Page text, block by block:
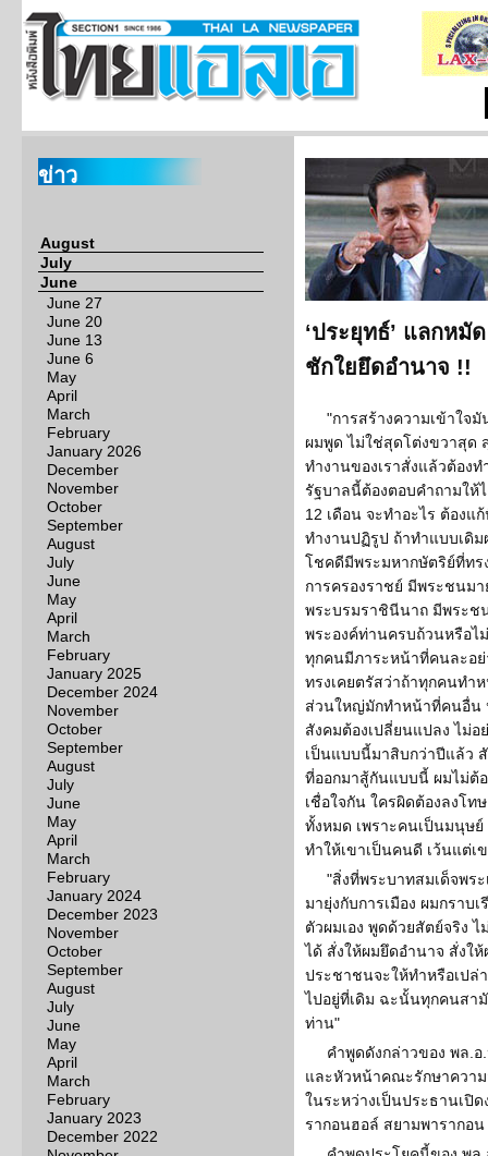
ข่าว
August
July
June
June 27
June 20
June 13
June 6
May
April
March
February
January 2026
December
November
October
September
August
July
June
May
April
March
February
January 2025
December 2024
November
October
September
August
July
June
May
April
March
February
January 2024
December 2023
November
October
September
August
July
June
May
April
March
February
January 2023
December 2022
‘ประยุทธ์’ แลกหมั
ชักใยยึดอำนาจ !!
"การสร้างความเข้าใจ
ผมพูด ไม่ใช่สุดโต่งขวาสุด
ทำงานของเราสั่งแล้วต้อง
รัฐบาลนี้ต้องตอบคำถามให้
12 เดือน จะทำอะไร ต้อง
ทำงานปฏิรูป ถ้าทำแบบเดิ
โชคดีมีพระมหากษัตริย์ที่ทร
การครองราชย์ มีพระชนมา
พระบรมราชินีนาถ มีพระช
พระองค์ท่านครบถ้วนหรือไ
ทุกคนมีภาระหน้าที่คนละอย่
ทรงเคยตรัสว่าถ้าทุกคนทำ
ส่วนใหญ่มักทำหน้าที่คนอื่น
สังคมต้องเปลี่ยนแปลง ไม่
เป็นแบบนี้มาสิบกว่าปีแล้ว
ที่ออกมาสู้กันแบบนี้ ผมไม่ต้
เชื่อใจกัน ใครผิดต้องลงโท
ทั้งหมด เพราะคนเป็นมนุษย์
ทำให้เขาเป็นคนดี เว้นแต่เ
"สิ่งที่พระบาทสมเด็จพร
มายุ่งกับการเมือง ผมกราบ
ตัวผมเอง พูดด้วยสัตย์จริง
ได้ สั่งให้ผมยึดอำนาจ สั่งใ
ประชาชนจะให้ทำหรือเปล่
ไปอยู่ที่เดิม ฉะนั้นทุกคนสา
ท่าน"
คำพูดดังกล่าวของ พล.
และหัวหน้าคณะรักษาควา
ในระหว่างเป็นประธานเปิ
รากอนฮอล์ สยามพารากอน